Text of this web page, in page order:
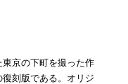
京の下町を撮った作
刻版である。オリジ